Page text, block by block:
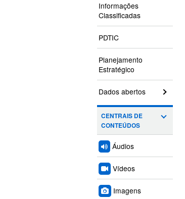
Informações
Classificadas
PDTIC
Planejamento
Estratégico
Dados abertos
CENTRAIS DE
CONTEÚDOS
Áudios
Vídeos
Imagens